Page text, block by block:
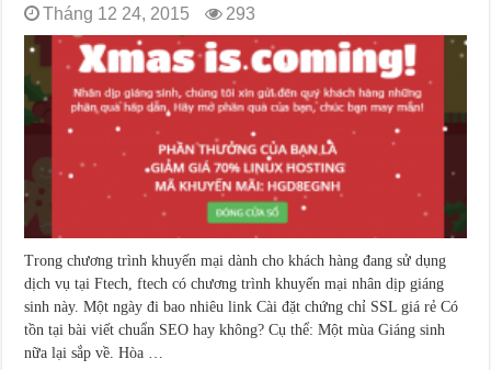
Tháng 12 24, 2015 293
Trong chương trình khuyến mại dành cho khách hàng đang sử dụng
dịch vụ tại Ftech, ftech có chương trình khuyến mại nhân dịp giáng
sinh này. Một ngày đi bao nhiêu link Cài đặt chứng chỉ SSL giá rẻ Có
tồn tại bài viết chuẩn SEO hay không? Cụ thể: Một mùa Giáng sinh
nữa lại sắp về. Hòa …